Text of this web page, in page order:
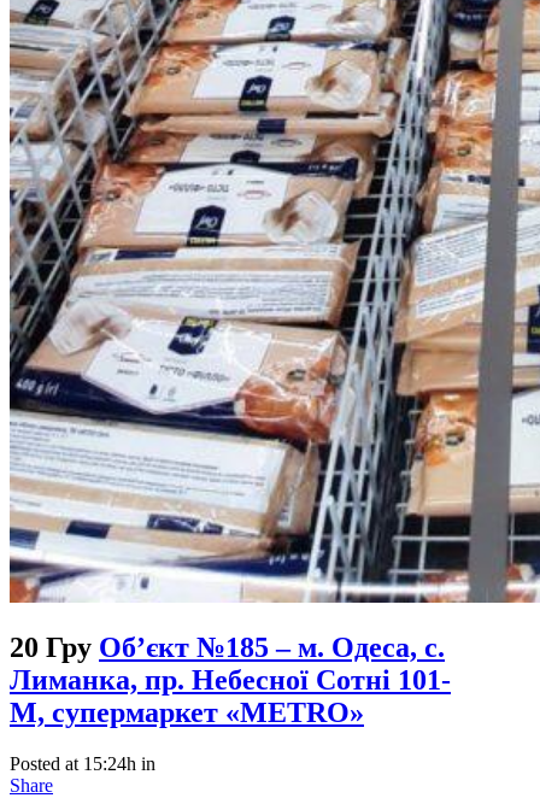
20 Гру Об’єкт №185 – м. Одеса, с.
Лиманка, пр. Небесної Сотні 101-
М, супермаркет «METRO»
Posted at 15:24h in
Share